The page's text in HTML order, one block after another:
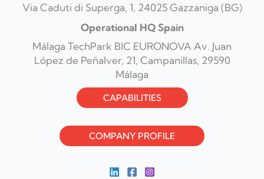
Via Caduti di Superga, 1, 24025 Gazzaniga (BG)
Operational HQ Spain
Málaga TechPark BIC EURONOVA Av. Juan
López de Peñalver, 21, Campanillas, 29590
Málaga
CAPABILITIES
COMPANY PROFILE